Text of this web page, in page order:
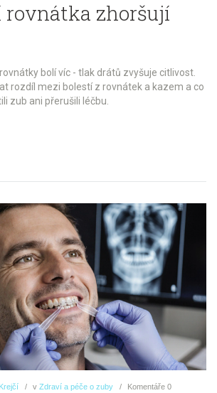
zhoršují
bolí víc - tlak drátů zvyšuje citlivost.
rozdíl mezi bolestí z rovnátek a kazem a co
zub ani přerušili léčbu.
v Zdraví a péče o zuby Komentáře 0